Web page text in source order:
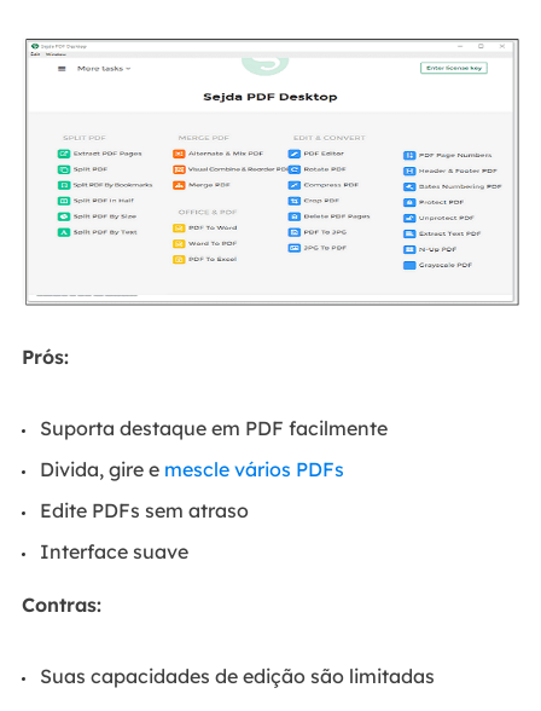
Prós:
Suporta destaque em PDF facilmente
Divida, gire e mescle vários PDFs
Edite PDFs sem atraso
Interface suave
Contras:
Suas capacidades de edição são limitadas